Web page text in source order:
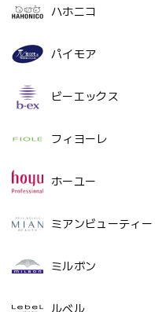
ハホニコ
パイモア
ビーエックス
フィヨーレ
ホーユー
ミアンビューティー
ミルボン
ルベル